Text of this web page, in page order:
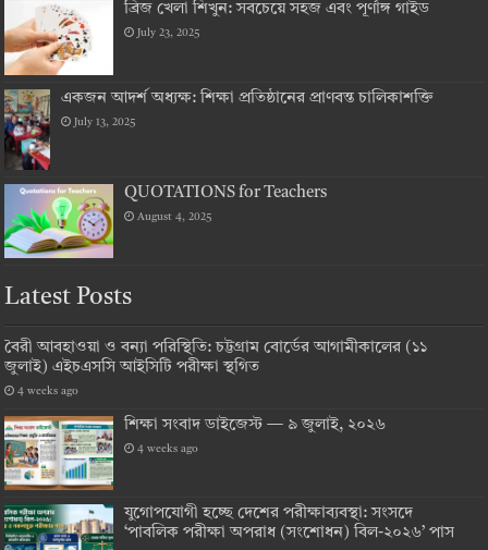
ব্রিজ খেলা শিখুন: সবচেয়ে সহজ এবং পূর্ণাঙ্গ গাইড
July 23, 2025
একজন আদর্শ অধ্যক্ষ: শিক্ষা প্রতিষ্ঠানের প্রাণবন্ত চালিকাশক্তি
July 13, 2025
QUOTATIONS for Teachers
August 4, 2025
Latest Posts
বৈরী আবহাওয়া ও বন্যা পরিস্থিতি: চট্টগ্রাম বোর্ডের আগামীকালের (১১
জুলাই) এইচএসসি আইসিটি পরীক্ষা স্থগিত
4 weeks ago
শিক্ষা সংবাদ ডাইজেস্ট — ৯ জুলাই, ২০২৬
4 weeks ago
যুগোপযোগী হচ্ছে দেশের পরীক্ষাব্যবস্থা: সংসদে
‘পাবলিক পরীক্ষা অপরাধ (সংশোধন) বিল-২০২৬’ পাস